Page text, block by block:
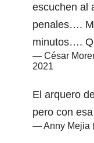
escuchen al
penales….
minutos….
— César
2021
El arquero
pero con
— Anny Mejia